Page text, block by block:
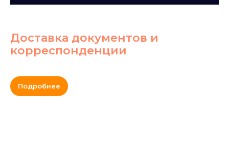
Доставка документов и
корреспонденции
Подробнее